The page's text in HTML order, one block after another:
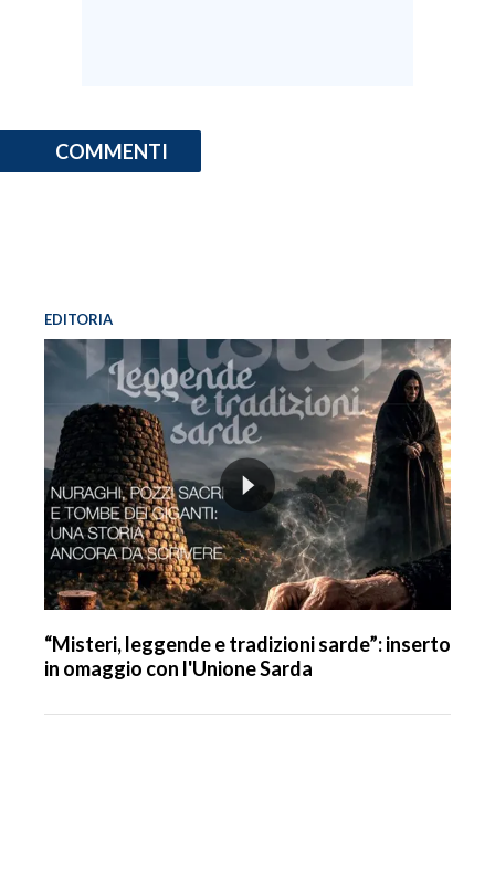
COMMENTI
EDITORIA
“Misteri, leggende e tradizioni sarde”: inserto
in omaggio con l'Unione Sarda